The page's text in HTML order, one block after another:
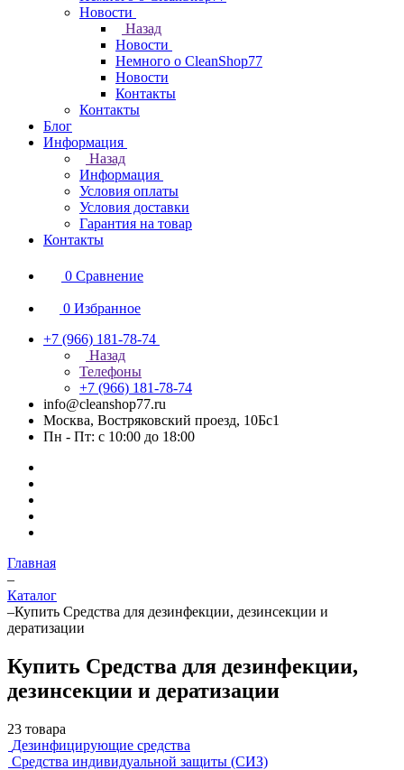
Новости
Назад
Новости
Немного о CleanShop77
Новости
Контакты
Контакты
Блог
Информация
Назад
Информация
Условия оплаты
Условия доставки
Гарантия на товар
Контакты
0 Сравнение
0 Избранное
+7 (966) 181-78-74
Назад
Телефоны
+7 (966) 181-78-74
info@cleanshop77.ru
Москва, Востряковский проезд, 10Бс1
Пн - Пт: с 10:00 до 18:00
Главная
–
Каталог
–Купить Средства для дезинфекции, дезинсекции и
дератизации
Купить Средства для дезинфекции,
дезинсекции и дератизации
23 товара
Дезинфицирующие средства
Средства индивидуальной защиты (СИЗ)